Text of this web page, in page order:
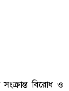
বিরোধ ও